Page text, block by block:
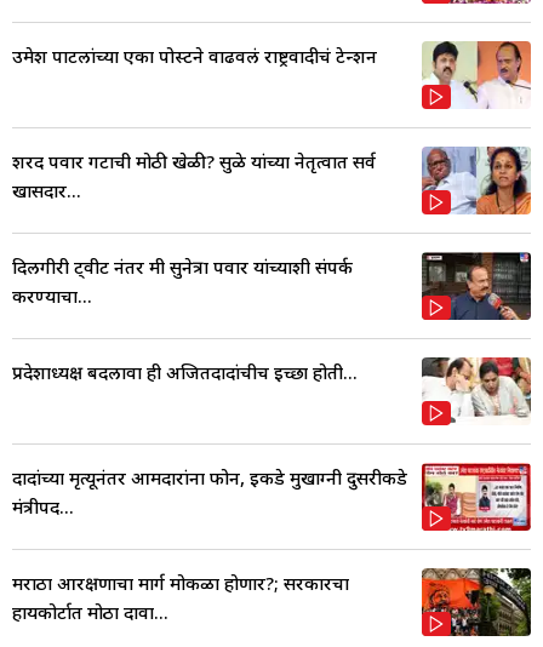
उमेश पाटलांच्या एका पोस्टने वाढवलं राष्ट्रवादीचं टेन्शन
शरद पवार गटाची मोठी खेळी? सुळे यांच्या नेतृत्वात सर्व
खासदार...
दिलगीरी ट्वीट नंतर मी सुनेत्रा पवार यांच्याशी संपर्क
करण्याचा...
प्रदेशाध्यक्ष बदलावा ही अजितदादांचीच इच्छा होती...
दादांच्या मृत्यूनंतर आमदारांना फोन, इकडे मुखाग्नी दुसरीकडे
मंत्रीपद...
मराठा आरक्षणाचा मार्ग मोकळा होणार?; सरकारचा
हायकोर्टात मोठा दावा...